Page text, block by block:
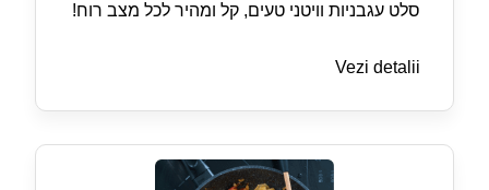
סלט עגבניות וויטני טעים, קל ומהיר לכל מצב רוח!
Vezi detalii